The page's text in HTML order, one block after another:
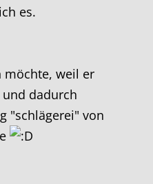
es.
möchte, weil er
dadurch
"schlägerei" von